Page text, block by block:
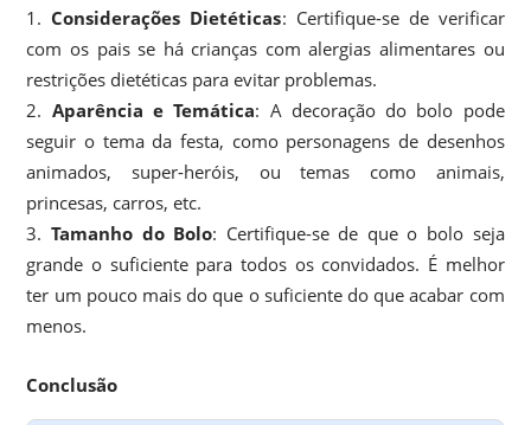
Considerações Dietéticas: Certifique-se de verificar
com os pais se há crianças com alergias alimentares ou
restrições dietéticas para evitar problemas.
Aparência e Temática: A decoração do bolo pode
seguir o tema da festa, como personagens de desenhos
animados, super-heróis, ou temas como animais,
princesas, carros, etc.
Tamanho do Bolo: Certifique-se de que o bolo seja
grande o suficiente para todos os convidados. É melhor
ter um pouco mais do que o suficiente do que acabar com
menos.
Conclusão